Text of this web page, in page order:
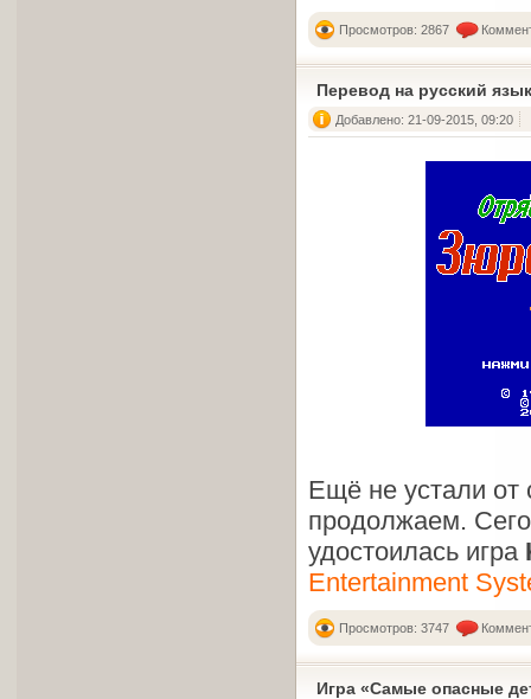
Просмотров: 2867
Перевод на русский
Добавлено: 21-09-2015, 09:20
Ещё не устали от
продолжаем.
удостоилась игра
Entertainment
Просмотров: 3747
Игра «Самые опасные